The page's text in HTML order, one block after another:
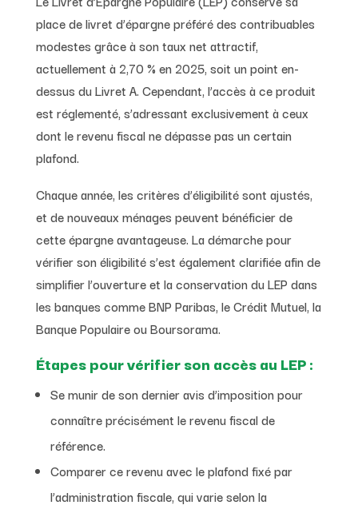
place de livret d’épargne préféré des contribuables
modestes grâce à son taux net attractif,
actuellement à 2,70 % en 2025, soit un point en-
dessus du Livret A. Cependant, l’accès à ce produit
est réglementé, s’adressant exclusivement à ceux
dont le revenu fiscal ne dépasse pas un certain
plafond.
Chaque année, les critères d’éligibilité sont ajustés,
et de nouveaux ménages peuvent bénéficier de
cette épargne avantageuse. La démarche pour
vérifier son éligibilité s’est également clarifiée afin de
simplifier l’ouverture et la conservation du LEP dans
les banques comme BNP Paribas, le Crédit Mutuel, la
Banque Populaire ou Boursorama.
Étapes pour vérifier son accès au LEP :
Se munir de son dernier avis d’imposition pour
connaître précisément le revenu fiscal de
référence.
Comparer ce revenu avec le plafond fixé par
l’administration fiscale, qui varie selon la